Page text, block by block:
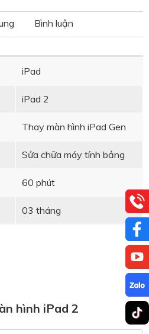
Bình luận
iPad
iPad 2
Thay màn hình iPad Gen
Sửa chữa máy tính bảng
60 phút
03 tháng
hình iPad 2